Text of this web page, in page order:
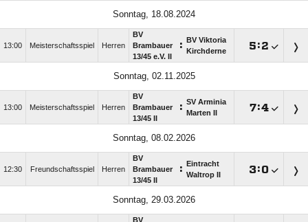
Sonntag, 18.08.2024
13:00 Meisterschaftsspiel Herren
BV
Brambauer
13/​45 e.V. II
:
BV Viktoria
Kirchderne
:
Sonntag, 02.11.2025
13:00 Meisterschaftsspiel Herren
BV
Brambauer
13/​45 II
: SV Arminia
Marten II
:
Sonntag, 08.02.2026
12:30 Freundschaftsspiel Herren
BV
Brambauer
13/​45 II
:
Eintracht
Waltrop II
:
Sonntag, 29.03.2026
BV